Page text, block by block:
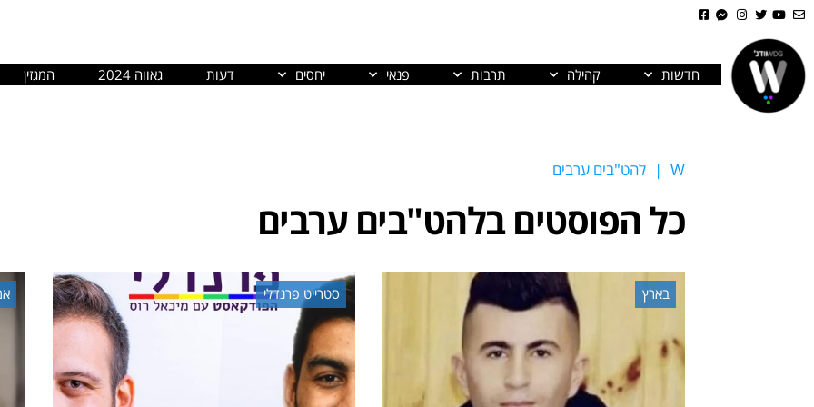
חדשות קהילה תרבות פנאי יחסים דעות גאווה 2024 המגזין
W
| להט"בים ערבים
כל הפוסטים בלהט"בים ערבים
בארץ סטרייט פרנדלי